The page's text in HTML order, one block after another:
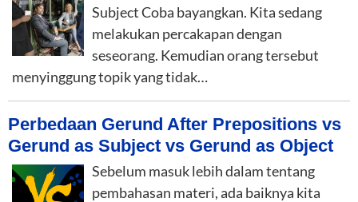
Subject Coba bayangkan. Kita sedang
melakukan percakapan dengan
seseorang. Kemudian orang tersebut
menyinggung topik yang tidak…
Perbedaan Gerund After Prepositions vs
Gerund as Subject vs Gerund as Object
Sebelum masuk lebih dalam tentang
pembahasan materi, ada baiknya kita